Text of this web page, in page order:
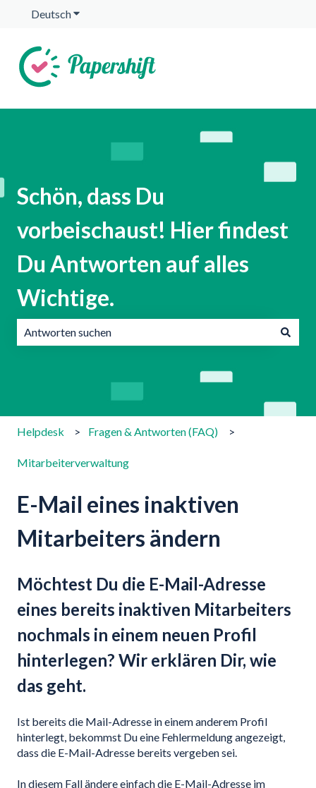
DeutschUntermenü für Übersetzungen anzeigen
Schön, dass Du
vorbeischaust! Hier findest
Du Antworten auf alles
Wichtige.
Helpdesk Fragen & Antworten (FAQ)
Mitarbeiterverwaltung
E-Mail eines inaktiven
Mitarbeiters ändern
Möchtest Du die E-Mail-Adresse
eines bereits inaktiven Mitarbeiters
nochmals in einem neuen Profil
hinterlegen? Wir erklären Dir, wie
das geht.
Ist bereits die Mail-Adresse in einem anderem Profil
hinterlegt, bekommst Du eine Fehlermeldung angezeigt,
dass die E-Mail-Adresse bereits vergeben sei.
In diesem Fall ändere einfach die E-Mail-Adresse im